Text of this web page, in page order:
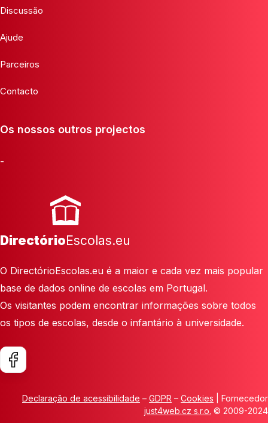
Discussão
Ajude
Parceiros
Contacto
Os nossos outros projectos
-
DirectórioEscolas.eu
O DirectórioEscolas.eu é a maior e cada vez mais popular
base de dados online de escolas em Portugal.
Os visitantes podem encontrar informações sobre todos
os tipos de escolas, desde o infantário à universidade.
Declaração de acessibilidade – GDPR – Cookies | Fornecedor
just4web.cz s.r.o. © 2009-2024